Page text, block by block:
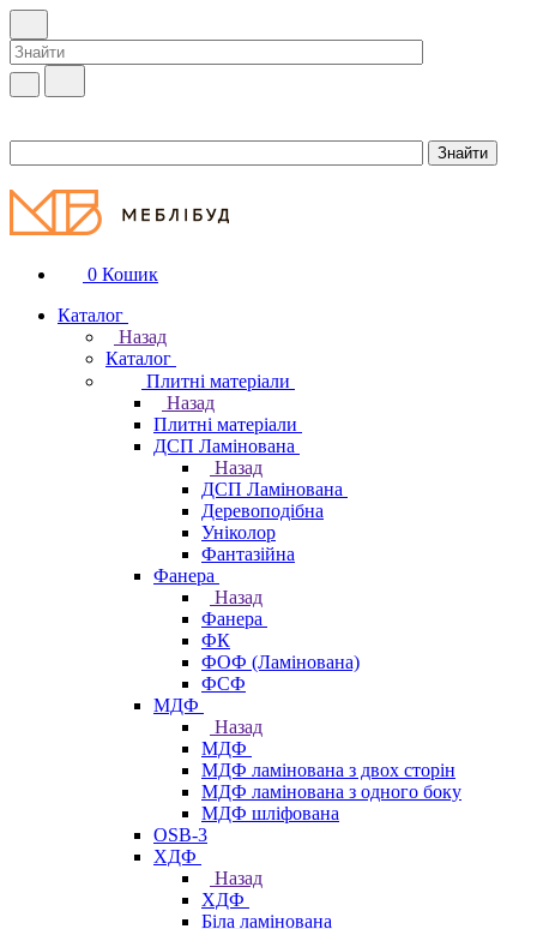
0 Кошик
Каталог
Назад
Каталог
Плитні матеріали
Назад
Плитні матеріали
ДСП Ламінована
Назад
ДСП Ламінована
Деревоподібна
Уніколор
Фантазійна
Фанера
Назад
Фанера
ФК
ФОФ (Ламінована)
ФСФ
МДФ
Назад
МДФ
МДФ ламінована з двох сторін
МДФ ламінована з одного боку
МДФ шліфована
OSB-3
ХДФ
Назад
ХДФ
Біла ламінована